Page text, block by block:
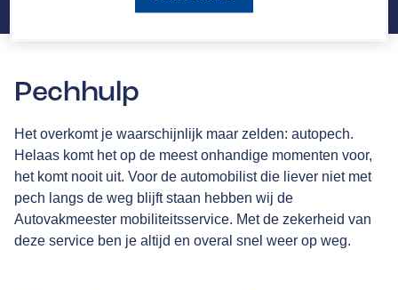
Pechhulp
Het overkomt je waarschijnlijk maar zelden: autopech.
Helaas komt het op de meest onhandige momenten voor,
het komt nooit uit. Voor de automobilist die liever niet met
pech langs de weg blijft staan hebben wij de
Autovakmeester mobiliteitsservice. Met de zekerheid van
deze service ben je altijd en overal snel weer op weg.